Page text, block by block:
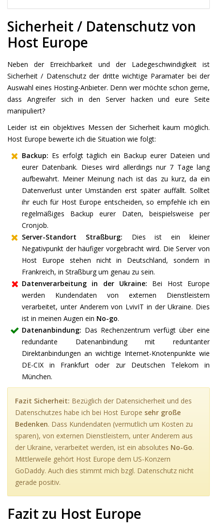
Sicherheit / Datenschutz von
Host Europe
Neben der Erreichbarkeit und der Ladegeschwindigkeit ist
Sicherheit / Datenschutz der dritte wichtige Paramater bei der
Auswahl eines Hosting-Anbieter. Denn wer möchte schon gerne,
dass Angreifer sich in den Server hacken und eure Seite
manipuliert?
Leider ist ein objektives Messen der Sicherheit kaum möglich.
Host Europe bewerte ich die Situation wie folgt:
Backup: Es erfolgt täglich ein Backup eurer Dateien und
eurer Datenbank. Dieses wird allerdings nur 7 Tage lang
aufbewahrt. Meiner Meinung nach ist das zu kurz, da ein
Datenverlust unter Umständen erst später auffällt. Solltet
ihr euch für Host Europe entscheiden, so empfehle ich ein
regelmäßiges Backup eurer Daten, beispielsweise per
Cronjob.
Server-Standort Straßburg: Dies ist ein kleiner
Negativpunkt der häufiger vorgebracht wird. Die Server von
Host Europe stehen nicht in Deutschland, sondern in
Frankreich, in Straßburg um genau zu sein.
Datenverarbeitung in der Ukraine: Bei Host Europe
werden Kundendaten von externen Dienstleistern
verarbeitet, unter Anderem von LvivIT in der Ukraine. Dies
ist in meinen Augen ein No-go.
Datenanbindung: Das Rechenzentrum verfügt über eine
redundante Datenanbindung mit reduntanter
Direktanbindungen an wichtige Internet-Knotenpunkte wie
DE-CIX in Frankfurt oder zur Deutschen Telekom in
München.
Fazit Sicherheit: Bezüglich der Datensicherheit und des
Datenschutzes habe ich bei Host Europe sehr große
Bedenken. Dass Kundendaten (vermutlich um Kosten zu
sparen), von externen Dienstleistern, unter Anderem aus
der Ukraine, verarbeitet werden, ist ein absolutes No-Go.
Mittlerweile gehört Host Europe dem US-Konzern
GoDaddy. Auch dies stimmt mich bzgl. Datenschutz nicht
gerade positiv.
Fazit zu Host Europe